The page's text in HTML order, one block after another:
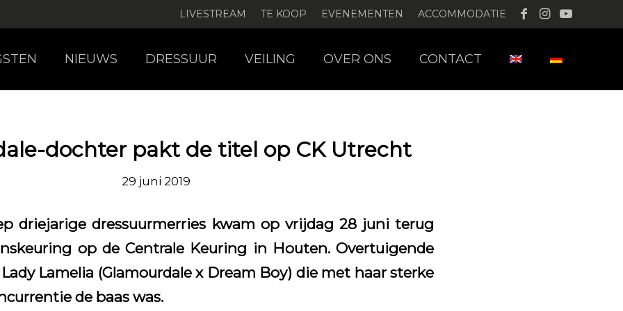
LIVESTREAM TE KOOP EVENEMENTEN ACCOMMODATIE
NIEUWS DRESSUUR VEILING OVER ONS CONTACT
dochter pakt de titel op CK Utrecht
29 juni 2019
driejarige dressuurmerries kwam op vrijdag 28 juni terug
op de Centrale Keuring in Houten. Overtuigende
Lamelia (Glamourdale x Dream Boy) die met haar sterke
de baas was.